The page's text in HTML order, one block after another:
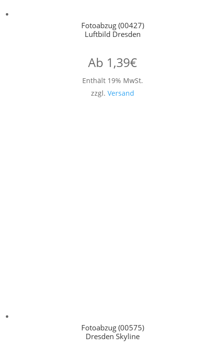
Fotoabzug (00427)
Luftbild Dresden
Ab 1,39€
Enthält 19% MwSt.
zzgl. Versand
Fotoabzug (00575)
Dresden Skyline